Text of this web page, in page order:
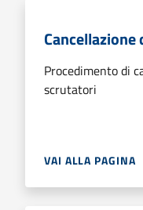
Procedimento di
scrutatori
VAI ALLA PAGINA